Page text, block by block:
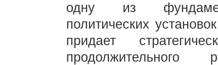
одну из
политических
придает